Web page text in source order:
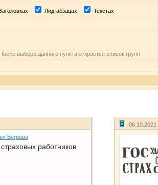
Лид-абзацах Текстах
После выбора данного пункта откроется список групп
Бегрова
работников